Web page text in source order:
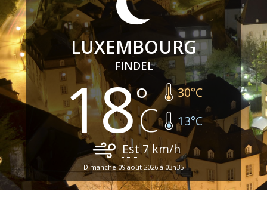
LUXEMBOURG
FINDEL
18 30°C
13°C
Est7 km/h
Dimanche 09 août 2026 à 03h35